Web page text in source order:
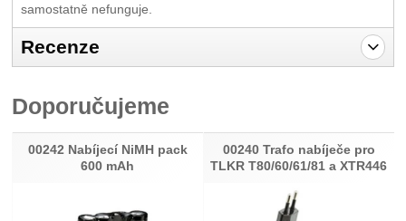
samostatně nefunguje.
Recenze
Recenze
Nebyla přidána žádná recenze.
Doporučujeme
00242 Nabíjecí NiMH pack
600 mAh
00240 Trafo nabíječe pro
TLKR T80/60/61/81 a XTR446